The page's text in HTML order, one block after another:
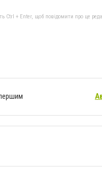
Ctrl + Enter, щоб повідомити про це